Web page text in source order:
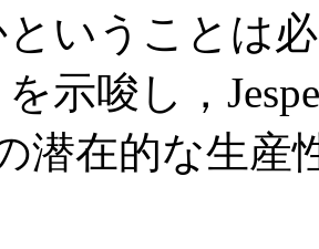
いうことは
示唆し，
潜在的な生産